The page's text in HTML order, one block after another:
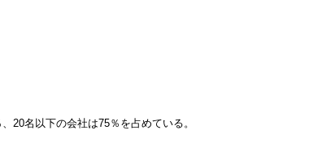
20名以下の会社は75％を占めている。